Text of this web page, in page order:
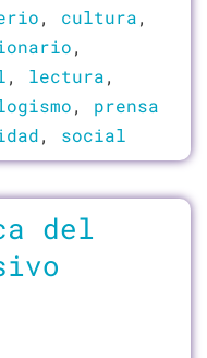
, cultura,
,
, lectura,
, prensa
, social
del